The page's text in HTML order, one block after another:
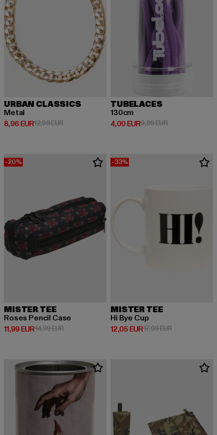
URBAN CLASSICS
Metal
8,96 EUR
Derzeitiger Preis: 8,96 EUR
12,99 EURAktionspreis: 12,99 EUR
TUBELACES
130cm
4,00 EUR
Derzeitiger Preis: 4,00 EUR
9,99 EURAktionspreis:
-20%
MISTER TEE
Roses Pencil Case
11,99 EUR
Derzeitiger Preis: 11,99 EUR
14,99 EURAktionspreis: 14,99 EUR
-33%
MISTER TEE
Hi Bye Cup
12,05 EUR
Derzeitiger Preis: 12,05 EUR
17,99 EURAktionspreis: